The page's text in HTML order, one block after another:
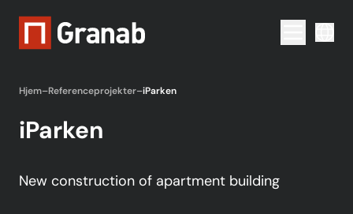
Menu
Hjem–Referenceprojekter–iParken
iParken
New construction of apartment building